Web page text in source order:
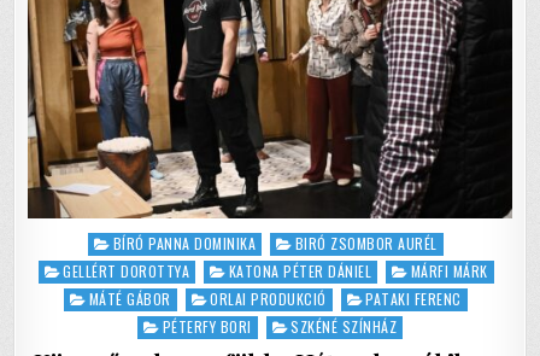
Posted
in
BÍRÓ PANNA DOMINIKA
BIRÓ ZSOMBOR AURÉL
GELLÉRT DOROTTYA
KATONA PÉTER DÁNIEL
MÁRFI MÁRK
MÁTÉ GÁBOR
ORLAI PRODUKCIÓ
PATAKI FERENC
PÉTERFY BORI
SZKÉNÉ SZÍNHÁZ